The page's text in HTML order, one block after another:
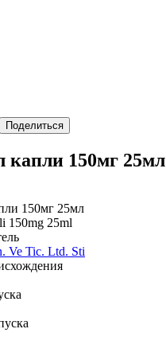
Поделиться
капли 150мг 25мл
150мг 25мл
150mg 25ml
Ve Tic. Ltd. Sti